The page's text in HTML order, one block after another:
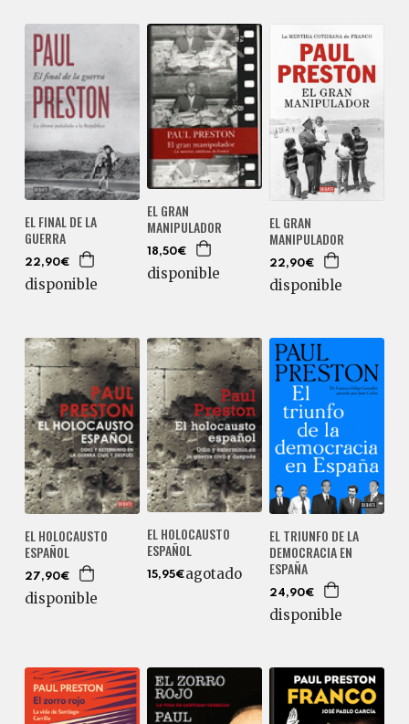
EL FINAL DE LA
GUERRA
22,90€
disponible
EL GRAN
MANIPULADOR
18,50€
disponible
EL GRAN
MANIPULADOR
22,90€
disponible
EL HOLOCAUSTO
ESPAÑOL
27,90€
disponible
EL HOLOCAUSTO
ESPAÑOL
15,95€agotado
EL TRIUNFO DE LA
DEMOCRACIA EN
ESPAÑA
24,90€
disponible